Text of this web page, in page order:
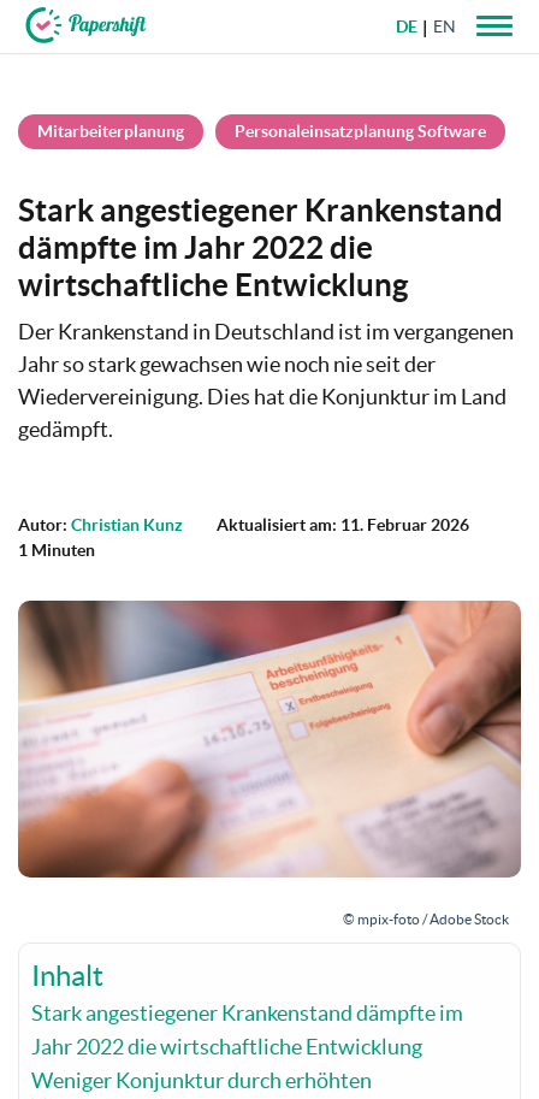
DE EN
Mitarbeiterplanung Personaleinsatzplanung Software
Stark angestiegener Krankenstand
dämpfte im Jahr 2022 die
wirtschaftliche Entwicklung
Der Krankenstand in Deutschland ist im vergangenen
Jahr so stark gewachsen wie noch nie seit der
Wiedervereinigung. Dies hat die Konjunktur im Land
gedämpft.
Autor: Christian Kunz
Aktualisiert am: 11. Februar 2026
1 Minuten
© mpix-foto / Adobe Stock
Inhalt
Stark angestiegener Krankenstand dämpfte im
Jahr 2022 die wirtschaftliche Entwicklung
Weniger Konjunktur durch erhöhten